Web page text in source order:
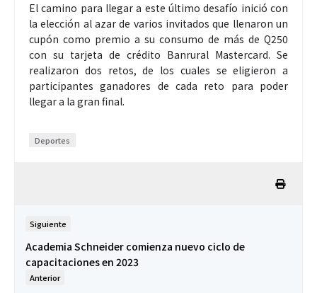
El camino para llegar a este último desafío inició con
la elección al azar de varios invitados que llenaron un
cupón como premio a su consumo de más de Q250
con su tarjeta de crédito Banrural Mastercard. Se
realizaron dos retos, de los cuales se eligieron a
participantes ganadores de cada reto para poder
llegar a la gran final.
Deportes
Siguiente
Academia Schneider comienza nuevo ciclo de
capacitaciones en 2023
Anterior